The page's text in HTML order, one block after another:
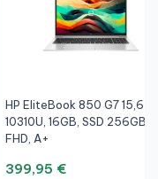
HP EliteBook 850 G7 15,6"
10310U, 16GB, SSD 256GB,
FHD, A+
399,95 €